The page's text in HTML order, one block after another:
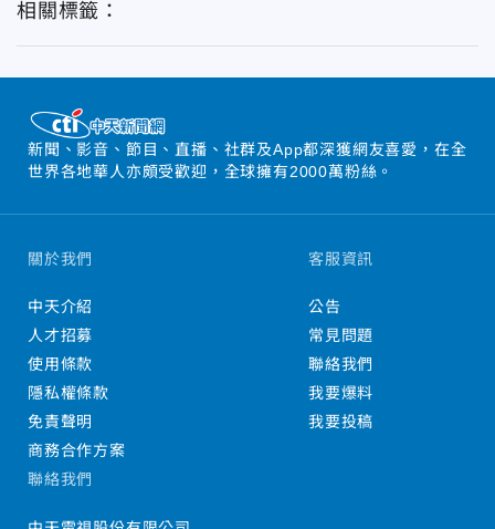
相關標籤：
新聞、影音、節目、直播、社群及App都深獲網友喜愛，在全
世界各地華人亦頗受歡迎，全球擁有2000萬粉絲。
關於我們
中天介紹
人才招募
使用條款
隱私權條款
免責聲明
商務合作方案
客服資訊
公告
常見問題
聯絡我們
我要爆料
我要投稿
聯絡我們